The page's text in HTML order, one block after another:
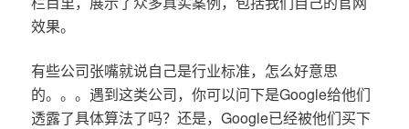
效果。
有些公司张嘴就说自己是行业标准，怎么好意思
的。。。遇到这类公司，你可以问下是Google给他们
透露了具体算法了吗？还是，Google已经被他们买下